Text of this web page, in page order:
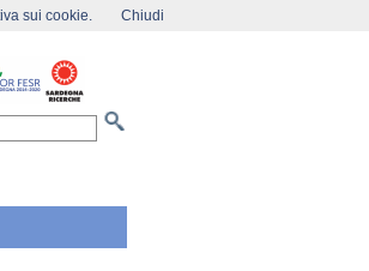
sui cookie. Chiudi